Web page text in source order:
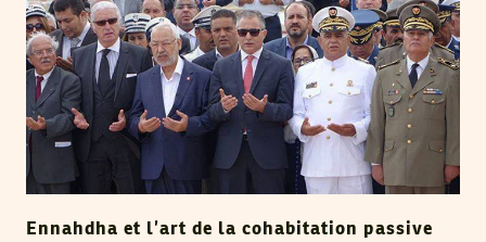
Ennahdha et l’art de la cohabitation passive